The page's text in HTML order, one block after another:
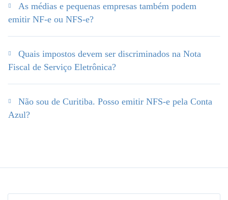
As médias e pequenas empresas também podem
emitir NF-e ou NFS-e?
Quais impostos devem ser discriminados na Nota
Fiscal de Serviço Eletrônica?
Não sou de Curitiba. Posso emitir NFS-e pela Conta
Azul?